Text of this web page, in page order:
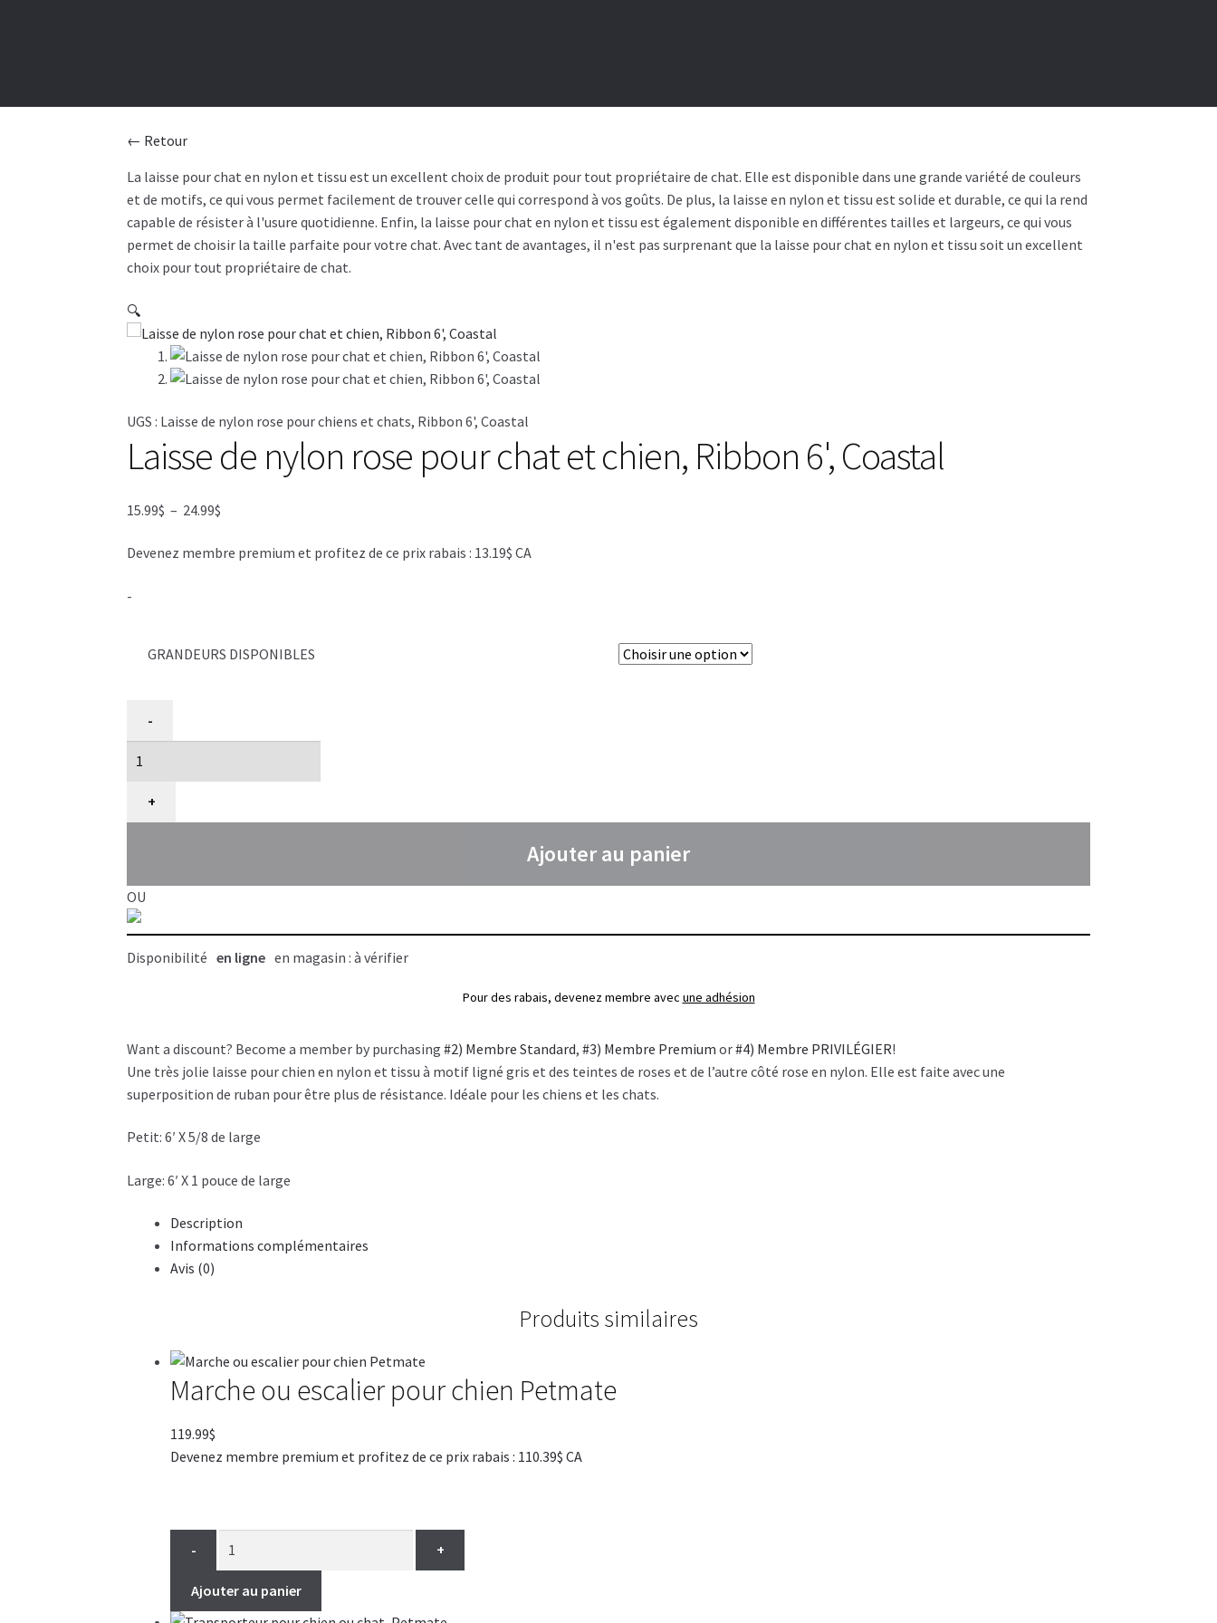
← Retour
La laisse pour chat en nylon et tissu est un excellent choix de produit pour tout propriétaire de chat. Elle est disponible dans une grande variété de couleurs
et de motifs, ce qui vous permet facilement de trouver celle qui correspond à vos goûts. De plus, la laisse en nylon et tissu est solide et durable, ce qui la rend
capable de résister à l'usure quotidienne. Enfin, la laisse pour chat en nylon et tissu est également disponible en différentes tailles et largeurs, ce qui vous
permet de choisir la taille parfaite pour votre chat. Avec tant de avantages, il n'est pas surprenant que la laisse pour chat en nylon et tissu soit un excellent
choix pour tout propriétaire de chat.
🔍
UGS : Laisse de nylon rose pour chiens et chats, Ribbon 6', Coastal
Laisse de nylon rose pour chat et chien, Ribbon 6', Coastal
15.99$ – 24.99$
prix :
Devenez membre premium et profitez de ce prix rabais : 13.19$ CA
-
GRANDEURS DISPONIBLES
Laisse
nylon
rose
et
chien,
Ribbon
6',
-
+
Ajouter au panier
OU
Disponibilité en ligne en magasin : à vérifier
Pour des rabais, devenez membre avec une adhésion
Want a discount? Become a member by purchasing#2) Membre Standard,#3) Membre Premium or#4) Membre PRIVILÉGIER!
Une très jolie laisse pour chien en nylon et tissu à motif ligné gris et des teintes de roses et de l’autre côté rose en nylon. Elle est faite avec une
superposition de ruban pour être plus de résistance. Idéale pour les chiens et les chats.
Petit: 6′ X 5/8 de large
Large: 6′ X 1 pouce de large
Description
Informations complémentaires
Avis (0)
Produits similaires
Marche ou escalier pour chien Petmate
119.99$
Devenez membre premium et profitez de ce prix rabais : 110.39$ CA
- +
Ajouter au panier